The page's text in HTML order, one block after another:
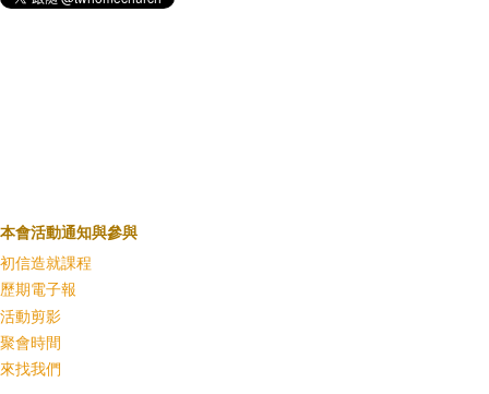
本會活動通知與參與
初信造就課程
歷期電子報
活動剪影
聚會時間
來找我們